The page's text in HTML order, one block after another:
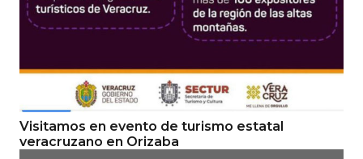
Visitamos en evento de turismo estatal
veracruzano en Orizaba